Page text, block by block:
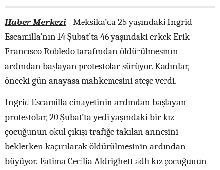
Haber Merkezi-Meksika’da 25 yaşındaki Ingrid
Escamilla’nın 14 Şubat’ta 46 yaşındaki erkek Erik
Francisco Robledo tarafından öldürülmesinin
ardından başlayan protestolar sürüyor. Kadınlar,
önceki gün anayasa mahkemesini ateşe verdi.
Ingrid Escamilla cinayetinin ardından başlayan
protestolar, 20 Şubat’ta yedi yaşındaki bir kız
çocuğunun okul çıkışı trafiğe takılan annesini
beklerken kaçırılarak öldürülmesinin ardından
büyüyor. Fatima Cecilia Aldrighett adlı kız çocuğunun